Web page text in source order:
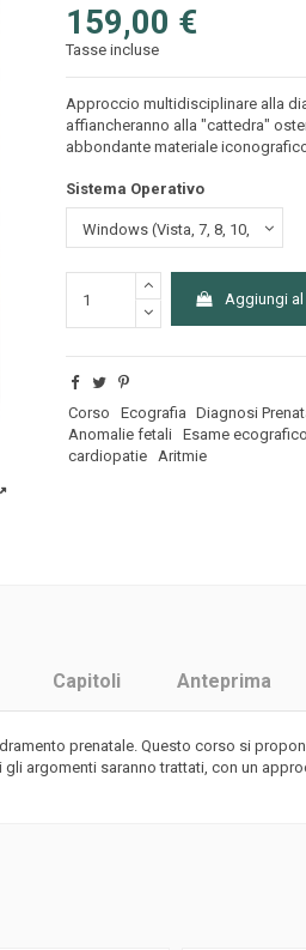
159,00 €
Tasse incluse
Approccio multidisciplinare alla
affiancheranno alla "cattedra"
abbondante materiale
Sistema Operativo
Aggiungi
Corso Ecografia Diagnosi
Anomalie fetali Esame ecografico
cardiopatie
Aritmie
Capitoli Anteprima
prenatale. Questo corso si
argomenti saranno trattati, con un